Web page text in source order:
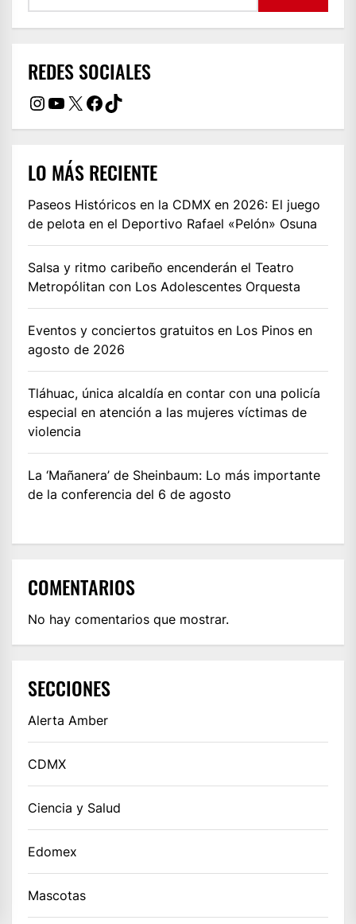
REDES SOCIALES
Instagram
YouTube
X Facebook
TikTok
LO MÁS RECIENTE
Paseos Históricos en la CDMX en 2026: El juego
de pelota en el Deportivo Rafael «Pelón» Osuna
Salsa y ritmo caribeño encenderán el Teatro
Metropólitan con Los Adolescentes Orquesta
Eventos y conciertos gratuitos en Los Pinos en
agosto de 2026
Tláhuac, única alcaldía en contar con una policía
especial en atención a las mujeres víctimas de
violencia
La ‘Mañanera’ de Sheinbaum: Lo más importante
de la conferencia del 6 de agosto
COMENTARIOS
No hay comentarios que mostrar.
SECCIONES
Alerta Amber
CDMX
Ciencia y Salud
Edomex
Mascotas